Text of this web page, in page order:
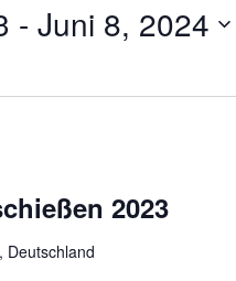
- Juni 8, 2024
2023
Deutschland